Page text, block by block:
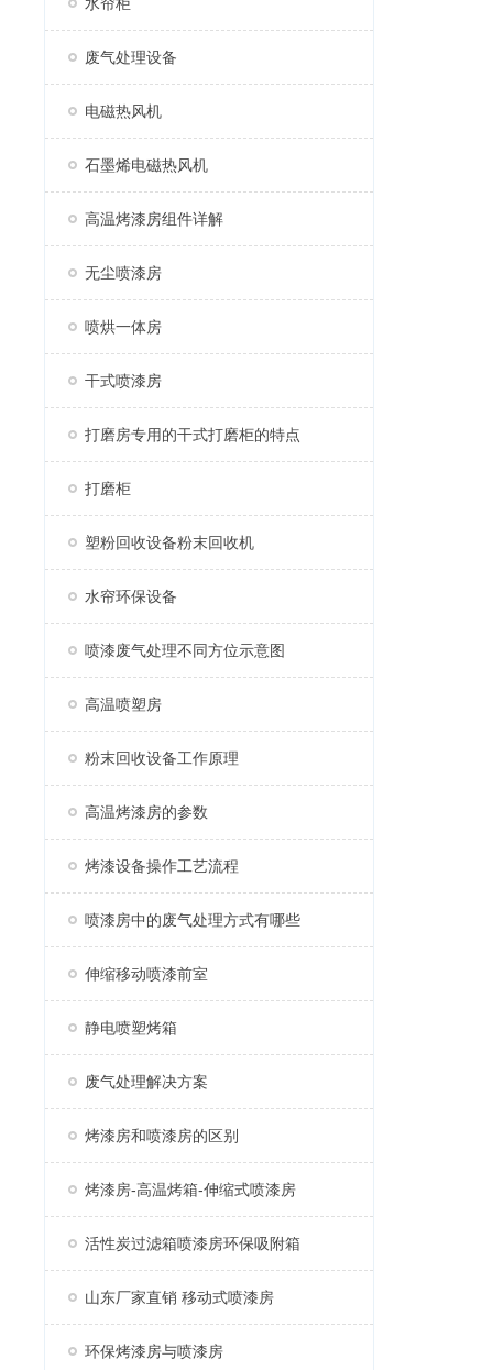
废气处理设备
电磁热风机
石墨烯电磁热风机
高温烤漆房组件详解
无尘喷漆房
喷烘一体房
干式喷漆房
打磨房专用的干式打磨柜的特点
打磨柜
塑粉回收设备粉末回收机
水帘环保设备
喷漆废气处理不同方位示意图
高温喷塑房
粉末回收设备工作原理
高温烤漆房的参数
烤漆设备操作工艺流程
喷漆房中的废气处理方式有哪些
伸缩移动喷漆前室
静电喷塑烤箱
废气处理解决方案
烤漆房和喷漆房的区别
烤漆房-高温烤箱-伸缩式喷漆房
活性炭过滤箱喷漆房环保吸附箱
山东厂家直销 移动式喷漆房
环保烤漆房与喷漆房